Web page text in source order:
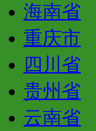
海南省
重庆市
四川省
贵州省
云南省